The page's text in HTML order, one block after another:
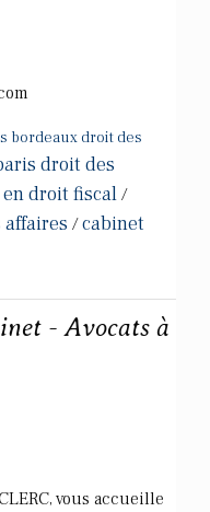
bordeaux droit des
droit des
droit fiscal /
affaires /cabinet
- Avocats à
vous accueille